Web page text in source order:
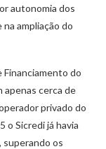
autonomia dos
ampliação do
do
apenas cerca de
privado do
o Sicredi já havia
superando os